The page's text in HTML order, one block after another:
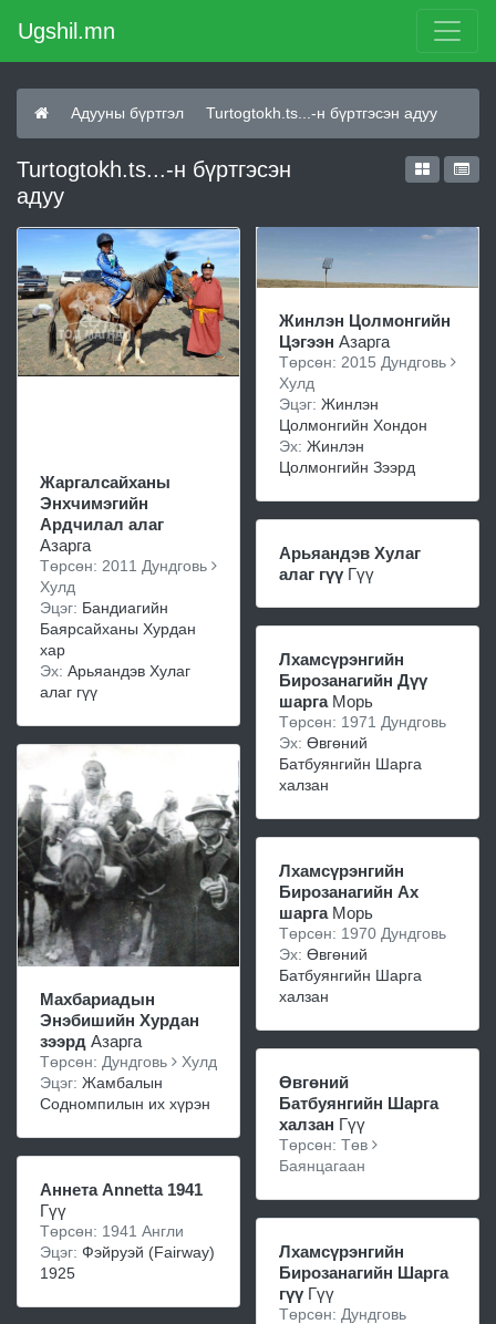
Ugshil.mn
Адууны бүртгэл Turtogtokh.ts...-н бүртгэсэн адуу
Turtogtokh.ts...-н бүртгэсэн
адуу
Жаргалсайханы
Энхчимэгийн
Ардчилал алаг
Азарга
Төрсөн: 2011 Дундговь
Хулд
Эцэг: Бандиагийн
Баярсайханы Хурдан
хар
Эх: Арьяандэв Хулаг
алаг гүү
Махбариадын
Энэбишийн Хурдан
зээрд Азарга
Төрсөн: Дундговь
Хулд
Эцэг: Жамбалын
Содномпилын их хүрэн
Аннета Annetta 1941
Гүү
Төрсөн: 1941 Англи
Эцэг: Фэйруэй (Fairway)
1925
Жинлэн Цолмонгийн
Цэгээн Азарга
Төрсөн: 2015 Дундговь
Хулд
Эцэг: Жинлэн
Цолмонгийн Хондон
Эх: Жинлэн
Цолмонгийн Зээрд
Арьяандэв Хулаг
алаг гүү Гүү
Лхамсүрэнгийн
Бирозанагийн Дүү
шаргаМорь
Төрсөн: 1971 Дундговь
Эх: Өвгөний
Батбуянгийн Шарга
халзан
Лхамсүрэнгийн
Бирозанагийн Ах
шаргаМорь
Төрсөн: 1970 Дундговь
Эх: Өвгөний
Батбуянгийн Шарга
халзан
Өвгөний
Батбуянгийн Шарга
халзан Гүү
Төрсөн: Төв
Баянцагаан
Лхамсүрэнгийн
Бирозанагийн Шарга
гүү Гүү
Төрсөн: Дундговь